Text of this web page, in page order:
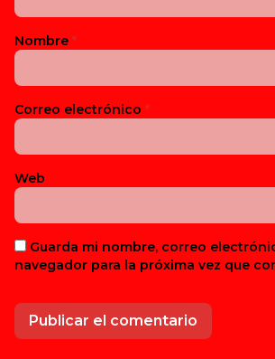
Nombre *
Correo electrónico *
Web
Guarda mi nombre, correo
navegador para la próxima vez que